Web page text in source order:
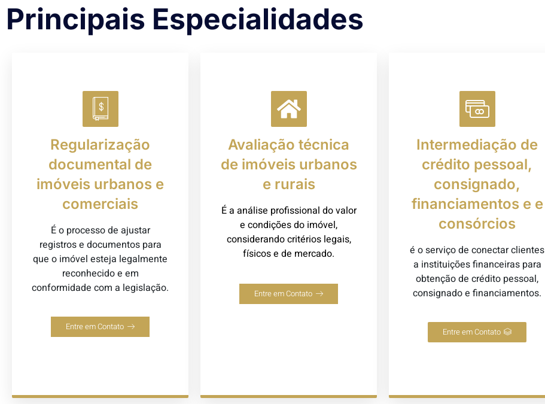
Principais Especialidades
Regularização
documental de
imóveis urbanos e
comerciais
É o processo de ajustar
registros e documentos para
que o imóvel esteja legalmente
reconhecido e em
conformidade com a legislação.
Entre em Contato
Avaliação técnica
de imóveis urbanos
e rurais
É a análise profissional do valor
e condições do imóvel,
considerando critérios legais,
físicos e de mercado.
Entre em Contato
Intermediação de
crédito pessoal,
consignado,
financiamentos e e
consórcios
é o serviço de conectar clientes
a instituições financeiras para
obtenção de crédito pessoal,
consignado e financiamentos.
Entre em Contato